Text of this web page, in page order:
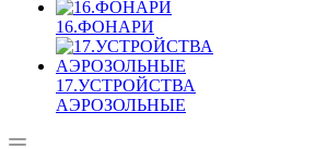
16.ФОНАРИ
17.УСТРОЙСТВА
АЭРОЗОЛЬНЫЕ